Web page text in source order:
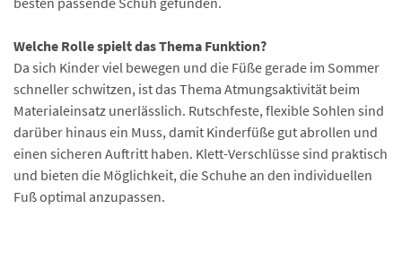
Welche Rolle spielt das Thema Funktion?
Da sich Kinder viel bewegen und die Füße gerade im Sommer
schneller schwitzen, ist das Thema Atmungsaktivität beim
Materialeinsatz unerlässlich. Rutschfeste, flexible Sohlen sind
darüber hinaus ein Muss, damit Kinderfüße gut abrollen und
einen sicheren Auftritt haben. Klett-Verschlüsse sind praktisch
und bieten die Möglichkeit, die Schuhe an den individuellen
Fuß optimal anzupassen.